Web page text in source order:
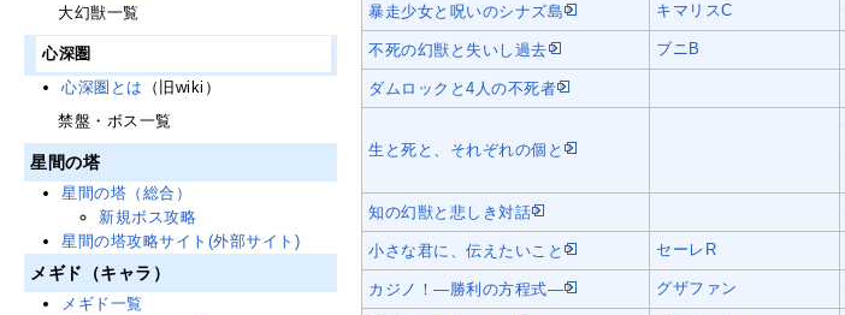
暴走少女と呪いのシナズ島 キマリスC
不死の幻獣と失いし過去 ブニB
ダムロックと4人の不死者
生と死と、それぞれの個と
知の幻獣と悲しき対話
小さな君に、伝えたいこと セーレR
カジノ！―勝利の方程式― グザファン
大幻獣一覧
心深圏
心深圏とは
（旧wiki）
禁盤・ボス一覧
星間の塔
星間の塔（総合）
新規ボス攻略
星間の塔攻略サイト(外部サイト)
メギド（キャラ）
メギド一覧